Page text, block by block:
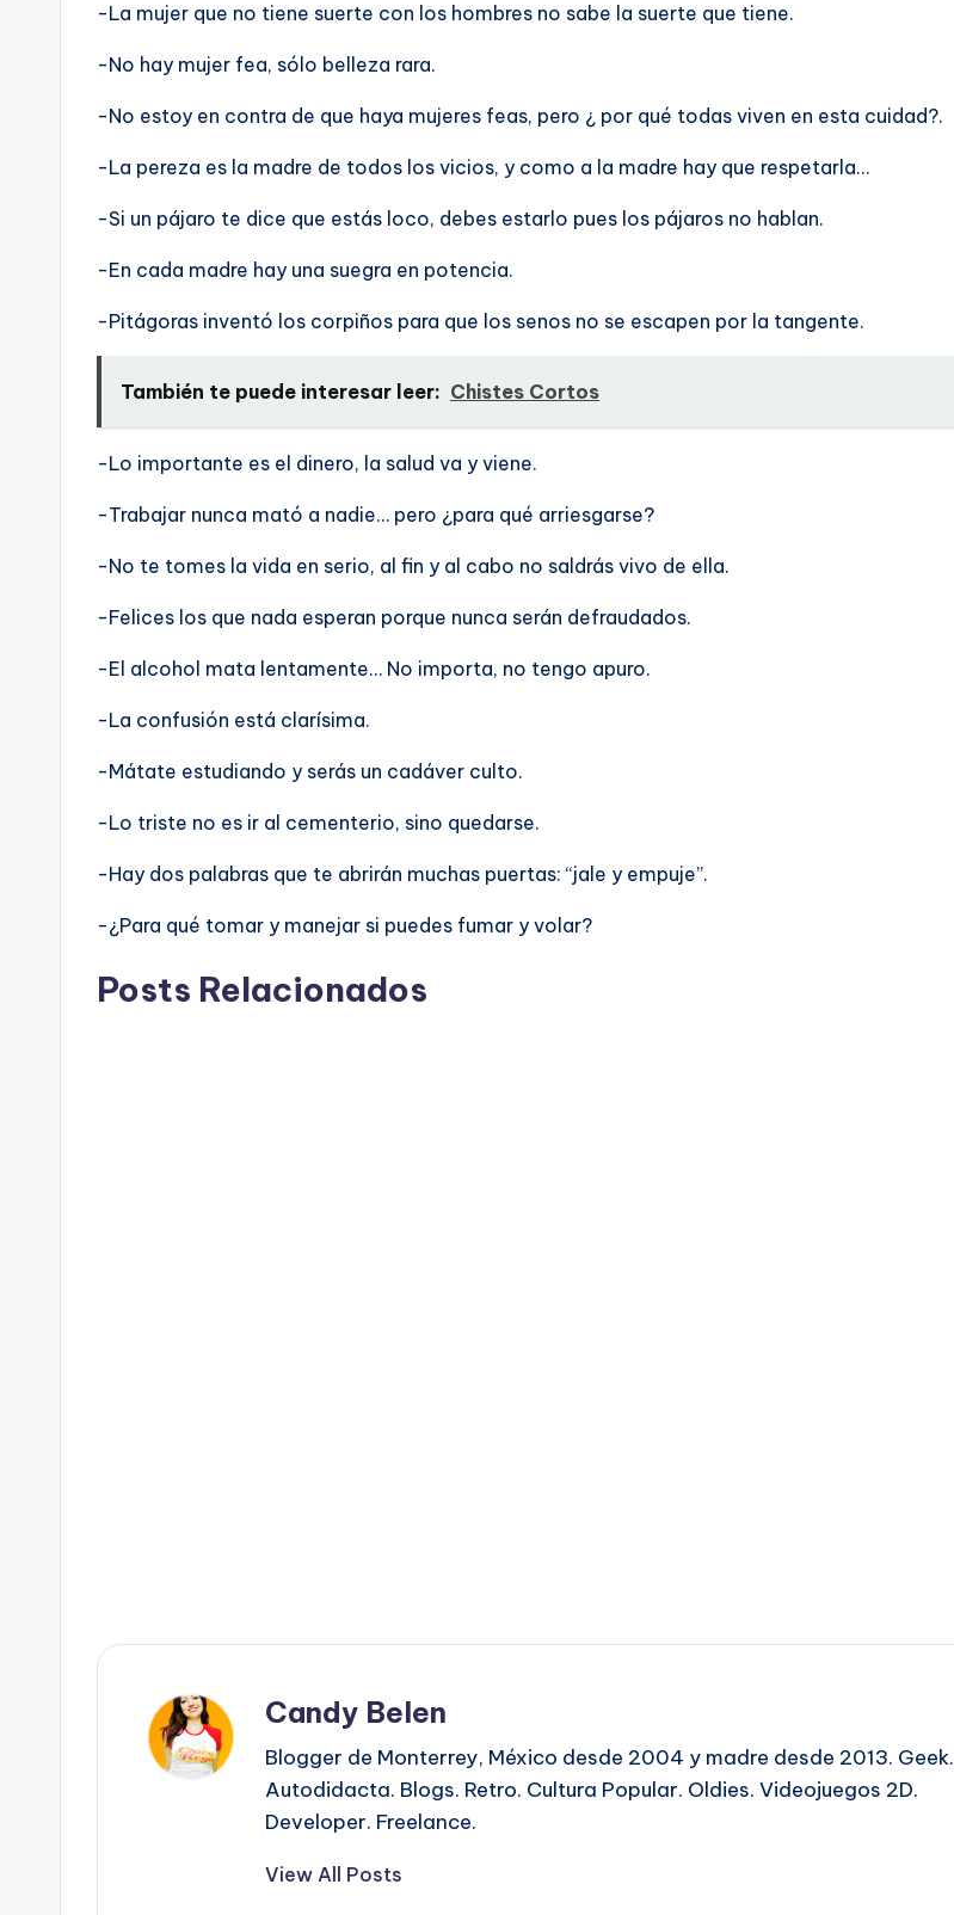
-La mujer que no tiene suerte con los hombres no sabe la suerte que tiene.
-No hay mujer fea, sólo belleza rara.
-No estoy en contra de que haya mujeres feas, pero ¿ por qué todas viven en esta cuidad?.
-La pereza es la madre de todos los vicios, y como a la madre hay que respetarla…
-Si un pájaro te dice que estás loco, debes estarlo pues los pájaros no hablan.
-En cada madre hay una suegra en potencia.
-Pitágoras inventó los corpiños para que los senos no se escapen por la tangente.
También te puede interesar leer: Chistes Cortos
-Lo importante es el dinero, la salud va y viene.
-Trabajar nunca mató a nadie… pero ¿para qué arriesgarse?
-No te tomes la vida en serio, al fin y al cabo no saldrás vivo de ella.
-Felices los que nada esperan porque nunca serán defraudados.
-El alcohol mata lentamente… No importa, no tengo apuro.
-La confusión está clarí­sima.
-Mátate estudiando y serás un cadáver culto.
-Lo triste no es ir al cementerio, sino quedarse.
-Hay dos palabras que te abrirán muchas puertas: “jale y empuje”.
-¿Para qué tomar y manejar si puedes fumar y volar?
Posts Relacionados
Candy Belen
Blogger de Monterrey, México desde 2004 y madre desde 2013. Geek.
Autodidacta. Blogs. Retro. Cultura Popular. Oldies. Videojuegos 2D.
Developer. Freelance.
View All Posts